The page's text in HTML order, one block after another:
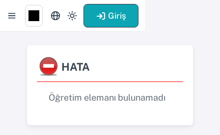
Giriş
HATA
Öğretim elemanı bulunamadı